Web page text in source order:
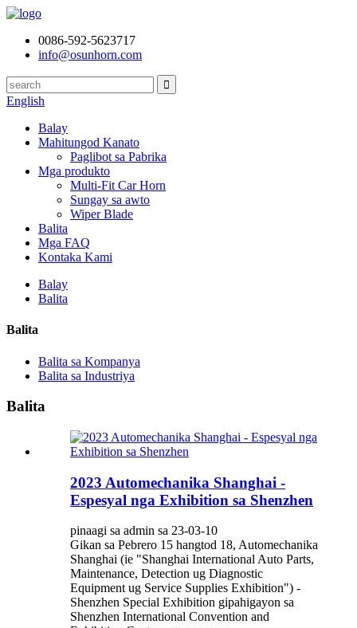
0086-592-5623717
info@osunhorn.com
English
Balay
Mahitungod Kanato
Paglibot sa Pabrika
Mga produkto
Multi-Fit Car Horn
Sungay sa awto
Wiper Blade
Balita
Mga FAQ
Kontaka Kami
Balay
Balita
Balita
Balita sa Kompanya
Balita sa Industriya
Balita
2023 Automechanika Shanghai -
Espesyal nga Exhibition sa Shenzhen
pinaagi sa admin sa 23-03-10
Gikan sa Pebrero 15 hangtod 18, Automechanika
Shanghai (ie "Shanghai International Auto Parts,
Maintenance, Detection ug Diagnostic
Equipment ug Service Supplies Exhibition") -
Shenzhen Special Exhibition gipahigayon sa
Shenzhen International Convention and